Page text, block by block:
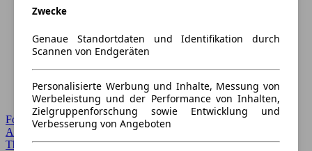
Forum Startseite
Alle Auto-Foren
Themen-Forum
Zwecke
Genaue Standortdaten und Identifikation durch
Scannen von Endgeräten
Personalisierte Werbung und Inhalte, Messung von
Werbeleistung und der Performance von Inhalten,
Zielgruppenforschung sowie Entwicklung und
Verbesserung von Angeboten